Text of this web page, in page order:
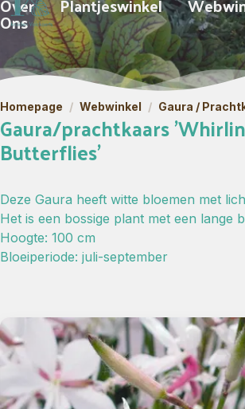
Ons
Homepage / Webwinkel / Gaura /
Gaura/prachtkaars
Butterflies'
Deze Gaura heeft witte bloemen met
Het is een bossige plant met een lange
Hoogte: 100 cm
Bloeiperiode: juli-september